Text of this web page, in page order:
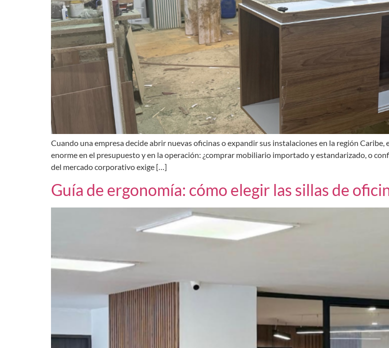
Cuando una empresa decide abrir nuevas oficinas o expandir sus instalaciones en la región
enorme en el presupuesto y en la operación: ¿comprar mobiliario importado y estandarizado, o
del mercado corporativo exige […]
Guía de ergonomía: cómo elegir las sillas de